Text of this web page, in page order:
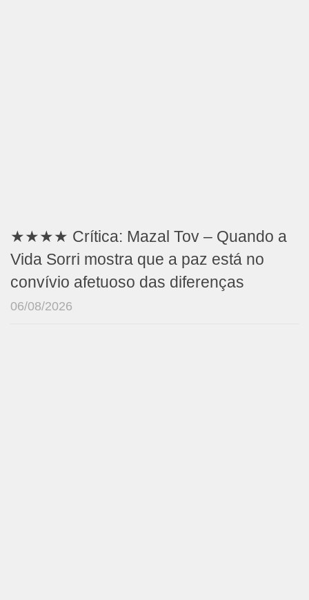
★★★★ Crítica: Mazal Tov – Quando a
Vida Sorri mostra que a paz está no
convívio afetuoso das diferenças
06/08/2026